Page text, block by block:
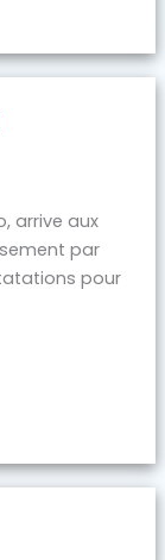
arrive aux
par
pour